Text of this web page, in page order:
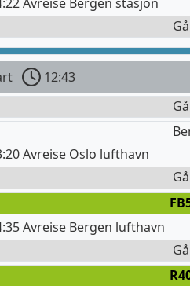
12:43
Avreise Oslo lufthavn
Avreise Bergen lufthavn